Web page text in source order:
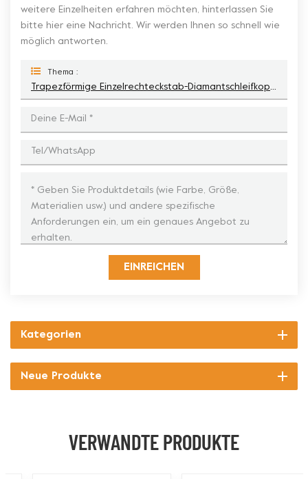
weitere Einzelheiten erfahren möchten, hinterlassen Sie
bitte hier eine Nachricht. Wir werden Ihnen so schnell wie
möglich antworten.
Thema :
Trapezförmige Einzelrechteckstab-Diamantschleifkopfwerkzeuge
EINREICHEN
Kategorien
Neue Produkte
VERWANDTE PRODUKTE